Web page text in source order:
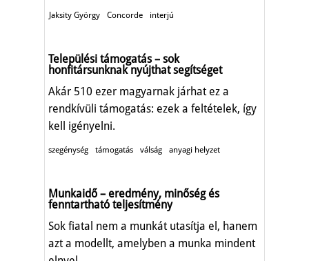
Jaksity György Concorde interjú
Települési támogatás – sok
honfitársunknak nyújthat segítséget
Akár 510 ezer magyarnak járhat ez a
rendkívüli támogatás: ezek a feltételek, így
kell igényelni.
szegénység támogatás válság anyagi helyzet
Munkaidő – eredmény, minőség és
fenntartható teljesítmény
Sok fiatal nem a munkát utasítja el, hanem
azt a modellt, amelyben a munka mindent